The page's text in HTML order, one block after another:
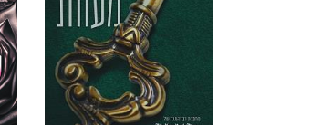
סום סקצ'ר
סוחפת את
הסיכויים, בין נסיך
ובפרט ציפורים, שלא